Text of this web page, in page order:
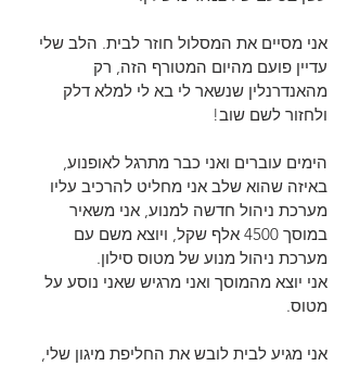
אני מסיים את המסלול חוזר לבית. הלב שלי
עדיין פועם מהיום המטורף הזה, רק
מהאנדרנלין שנשאר לי בא לי למלא דלק
ולחזור לשם שוב!
הימים עוברים ואני כבר מתרגל לאופנוע,
באיזה שהוא שלב אני מחליט להרכיב עליו
מערכת ניהול חדשה למנוע, אני משאיר
במוסך 4500 אלף שקל, ויוצא משם עם
מערכת ניהול מנוע של מטוס סילון.
אני יוצא מהמוסך ואני מרגיש שאני נוסע על
מטוס.
אני מגיע לבית לובש את החליפת מיגון שלי,